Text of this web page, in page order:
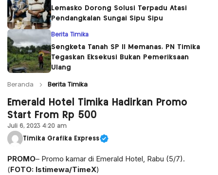
Lemasko Dorong Solusi Terpadu Atasi
Pendangkalan Sungai Sipu Sipu
Berita Timika
Sengketa Tanah SP II Memanas, PN Timika
Tegaskan Eksekusi Bukan Pemeriksaan
Ulang
Beranda Berita Timika
Emerald Hotel Timika Hadirkan Promo
Start From Rp 500
Juli 6, 2023 4:20 am
Timika Grafika Express
PROMO– Promo kamar di Emerald Hotel, Rabu (5/7).
(FOTO: Istimewa/TimeX)